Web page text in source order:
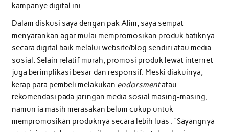
kampanye digital ini.
Dalam diskusi saya dengan pak Alim, saya sempat
menyarankan agar mulai mempromosikan produk batiknya
secara digital baik melalui website/blog sendiri atau media
sosial. Selain relatif murah, promosi produk lewat internet
juga berimplikasi besar dan responsif. Meski diakuinya,
kerap para pembeli melakukan endorsmentatau
rekomendasi pada jaringan media sosial masing-masing,
namun ia masih merasakan belum cukup untuk
mempromosikan produknya secara lebih luas . “Sayangnya